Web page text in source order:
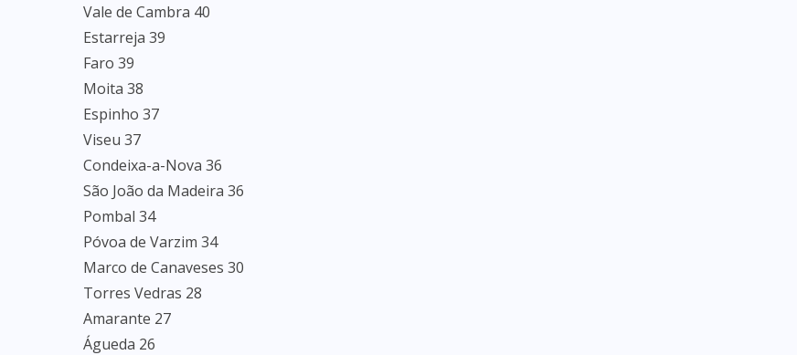
Vale de Cambra 40
Estarreja 39
Faro 39
Moita 38
Espinho 37
Viseu 37
Condeixa-a-Nova 36
São João da Madeira 36
Pombal 34
Póvoa de Varzim 34
Marco de Canaveses 30
Torres Vedras 28
Amarante 27
Águeda 26